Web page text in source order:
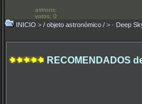
astrons:
votos: 0
INICIO > / objeto astronómico / > · Deep
RECOMENDADOS